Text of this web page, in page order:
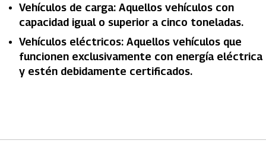
Vehículos de carga: Aquellos vehículos con
capacidad igual o superior a cinco toneladas.
Vehículos eléctricos: Aquellos vehículos que
funcionen exclusivamente con energía eléctrica
y estén debidamente certificados.